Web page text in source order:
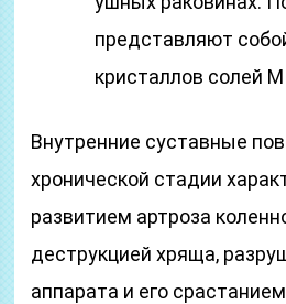
представляют
кристаллов солей
Внутренние суставные
хронической стадии
развитием артроза
деструкцией хряща,
аппарата и его